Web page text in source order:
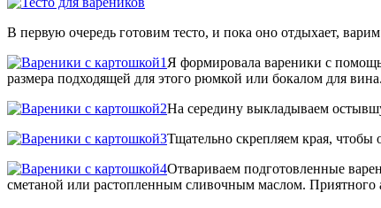
В первую очередь готовим тесто, и пока оно отдыхает,
Я формировала вареники с
размера подходящей для этого рюмкой или бокалом для вина.
На середину выкладываем
Тщательно скрепляем края, чтобы
Отвариваем подготовленные
сметаной или растопленным сливочным маслом. Приятного